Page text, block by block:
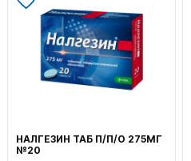
НАЛГЕЗИН ТАБ П/П/О 275МГ
№20